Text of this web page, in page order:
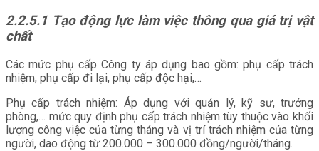
2.2.5.1 Tạo động lực làm việc thông qua giá trị vật
chất
Các mức phụ cấp Công ty áp dụng bao gồm: phụ cấp trách
nhiệm, phụ cấp đi lại, phụ cấp độc hại,…
Phụ cấp trách nhiệm: Áp dụng với quản lý, kỹ sư, trưởng
phòng,… mức quy định phụ cấp trách nhiệm tùy thuộc vào khối
lượng công việc của từng tháng và vị trí trách nhiệm của từng
người, dao động từ 200.000 – 300.000 đồng/người/tháng.